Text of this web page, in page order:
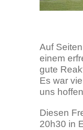
Auf
einem
gute
Es war
uns
Diesen
20h30 in